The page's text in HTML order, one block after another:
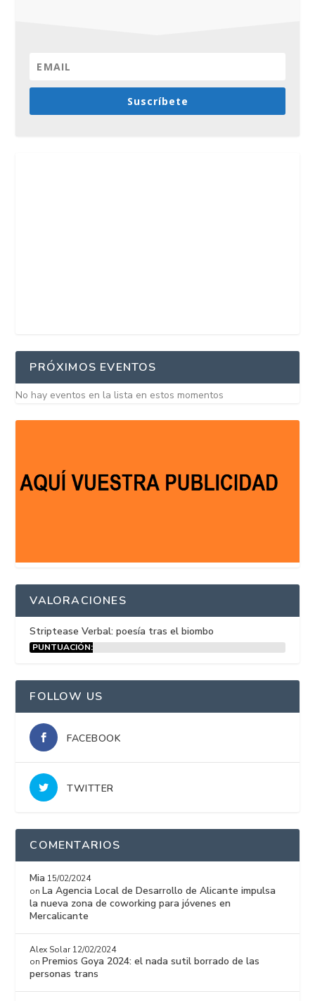
Suscríbete
PRÓXIMOS EVENTOS
No hay eventos en la lista en estos momentos
VALORACIONES
Striptease Verbal: poesía tras el biombo
PUNTUACIÓN:
FOLLOW US
FACEBOOK
TWITTER
COMENTARIOS
Mia 15/02/2024
on La Agencia Local de Desarrollo de Alicante impulsa
la nueva zona de coworking para jóvenes en
Mercalicante
Alex Solar 12/02/2024
on Premios Goya 2024: el nada sutil borrado de las
personas trans